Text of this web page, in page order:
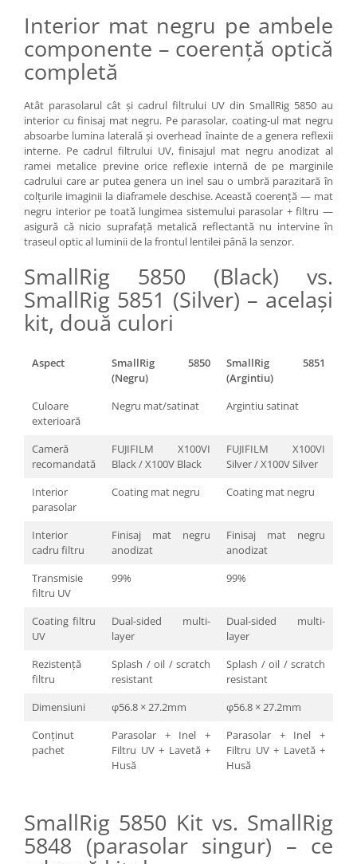
Camere Video Cinematice
Camere video de actiune
Accesorii camere video de actiune
Accesorii drone
Acumulatori camere video
Lampi video
Stabilizatoare (Gimbal) / Steady
Cam
Huse Protectie / Ploaie camere
video
Accesorii diverse pt camere video
Camere Video Cinematice
Drone
Slider
Trepiede si monopiede
Trepiede video
Trepiede pentru compacte /
Monopiede foto/video
Cap trepied si monopied
Carucioare trepied (Dolly)
Placute cap trepied
Huse trepied / stativ lumini
Sina Focus pentru Macro
Selfie Stick
Studio/Lumini si accesorii
Blitz-uri mobile, cu acumulatori
Lampi lumina continua
Stative/boom-uri pentru lumini
Interior mat negru pe ambele
componente – coerență optică
completă
Atât parasolarul cât și cadrul filtrului UV din SmallRig 5850 au
interior cu finisaj mat negru. Pe parasolar, coating-ul mat negru
absoarbe lumina laterală și overhead înainte de a genera reflexii
interne. Pe cadrul filtrului UV, finisajul mat negru anodizat al
ramei metalice previne orice reflexie internă de pe marginile
cadrului care ar putea genera un inel sau o umbră parazitară în
colțurile imaginii la diaframele deschise. Această coerență — mat
negru interior pe toată lungimea sistemului parasolar + filtru —
asigură că nicio suprafață metalică reflectantă nu intervine în
traseul optic al luminii de la frontul lentilei până la senzor.
SmallRig 5850 (Black) vs.
SmallRig 5851 (Silver) – același
kit, două culori
Aspect
SmallRig 5850
(Negru)
SmallRig 5851
(Argintiu)
Culoare
exterioară
Negru mat/satinat Argintiu satinat
Cameră
recomandată
FUJIFILM X100VI
Black / X100V Black
FUJIFILM X100VI
Silver / X100V Silver
Interior
parasolar
Coating mat negru Coating mat negru
Interior
cadru filtru
Finisaj mat negru
anodizat
Finisaj mat negru
anodizat
Transmisie
filtru UV
99% 99%
Coating filtru
UV
Dual-sided multi-
layer
Dual-sided multi-
layer
Rezistență
filtru
Splash / oil / scratch
resistant
Splash / oil / scratch
resistant
Dimensiuni
φ56.8 × 27.2mm
φ56.8 × 27.2mm
Conținut
pachet
Parasolar + Inel +
Filtru UV + Lavetă +
Husă
Parasolar + Inel +
Filtru UV + Lavetă +
Husă
SmallRig 5850 Kit vs. SmallRig
5848 (parasolar singur) – ce